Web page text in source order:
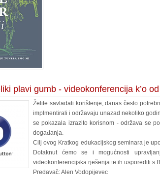
plavi gumb - videokonferencija k’o
Želite savladati korištenje, danas često
implmentirali i održavaju unazad nekoliko
se pokazala izrazito korisnom - održava se
događanja.
Cilj ovog Kratkog edukacijskog seminara je
Dotaknut ćemo se i mogućnosti
videokonferencijska rješenja te ih usporediti s
Predavač: Alen Vodopijevec